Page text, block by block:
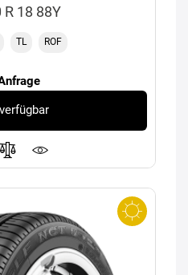
18 88Y
TL ROF